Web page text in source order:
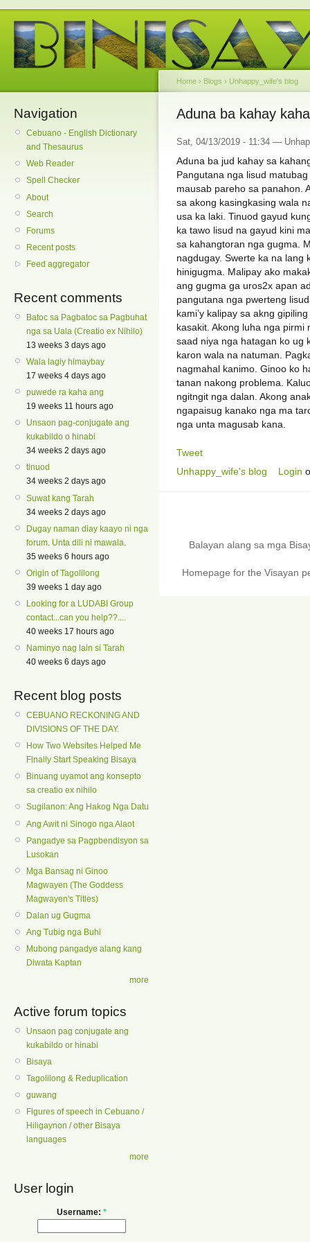
Navigation
Cebuano - English Dictionary
and Thesaurus
Web Reader
Spell Checker
About
Search
Forums
Recent posts
Feed aggregator
Recent comments
Batoc sa Pagbatoc sa Pagbuhat
nga sa Uala (Creatio ex Nihilo)
13 weeks 3 days ago
Wala lagiy himaybay
17 weeks 4 days ago
puwede ra kaha ang
19 weeks 11 hours ago
Unsaon pag-conjugate ang
kukabildo o hinabi
34 weeks 2 days ago
tinuod
34 weeks 2 days ago
Suwat kang Tarah
34 weeks 2 days ago
Dugay naman diay kaayo ni nga
forum. Unta dili ni mawala.
35 weeks 6 hours ago
Origin of Tagolilong
39 weeks 1 day ago
Looking for a LUDABI Group
contact...can you help??....
40 weeks 17 hours ago
Naminyo nag lain si Tarah
40 weeks 6 days ago
Recent blog posts
CEBUANO RECKONING AND
DIVISIONS OF THE DAY.
How Two Websites Helped Me
Finally Start Speaking Bisaya
Binuang uyamot ang konsepto
sa creatio ex nihilo
Sugilanon: Ang Hakog Nga Datu
Ang Awit ni Sinogo nga Alaot
Pangadye sa Pagpbendisyon sa
Lusokan
Mga Bansag ni Ginoo
Magwayen (The Goddess
Magwayen's Titles)
Dalan ug Gugma
Ang Tubig nga Buhi
Mubong pangadye alang kang
Diwata Kaptan
more
Active forum topics
Unsaon pag conjugate ang
kukabildo or hinabi
Bisaya
Tagolilong & Reduplication
guwang
Figures of speech in Cebuano /
Hiligaynon / other Bisaya
languages
more
User login
Username: *
Home › Blogs › Unhappy_wife's blog
Aduna ba kahay
Sat, 04/13/2019 - 11:34 —
Aduna ba jud kahay sa
Pangutana nga lisud
mausab pareho sa panahon.
sa akong kasingkasing wala
usa ka laki. Tinuod gayud
ka tawo lisud na gayud kini
sa kahangtoran nga gugma.
nagdugay. Swerte ka na lang
hinigugma. Malipay ako
ang gugma ga uros2x apan
pangutana nga pwerteng
kami’y kalipay sa akng
kasakit. Akong luha nga pirmi
saad niya nga hatagan ko ug
karon wala na natuman.
nagmahal kanimo. Ginoo ko
tanan nakong problema.
ngitngit nga dalan. Akong
ngapaisug kanako nga ma
nga unta magusab kana.
Tweet
Unhappy_wife's blog
Login
Balayan alang sa mga
Homepage for the Visayan